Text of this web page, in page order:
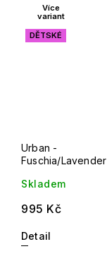
Více
variant
DĚTSKÉ
Urban -
Fuschia/Lavender
Skladem
995 Kč
Detail